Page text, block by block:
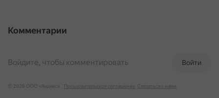
Комментарии
Войти
Войдите, чтобы комментировать
© 2026 ООО «Яндекс» Пользовательское соглашение Связаться с нами